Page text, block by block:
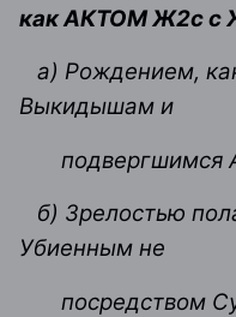
как АКТОМ Ж2с с
а) Рождением,
Выкидышам и
подвергшимся
б) Зрелостью
Убиенным не
посредством